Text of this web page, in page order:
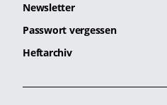
Newsletter
Passwort vergessen
Heftarchiv